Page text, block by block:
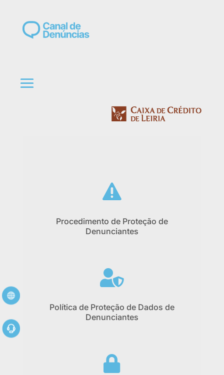

Procedimento de Proteção de
Denunciantes

Política de Proteção de Dados de
Denunciantes
